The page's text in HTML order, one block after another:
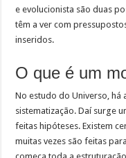
e evolucionista são duas
têm a ver com
inseridos.
O que é um
No estudo do Universo, há
sistematização. Daí surge
feitas hipóteses. Existem
muitas vezes são feitas